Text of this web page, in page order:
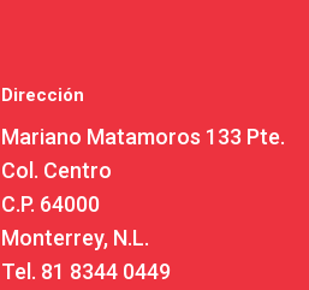
Dirección
Mariano Matamoros 133 Pte.
Col. Centro
C.P. 64000
Monterrey, N.L.
Tel. 81 8344 0449